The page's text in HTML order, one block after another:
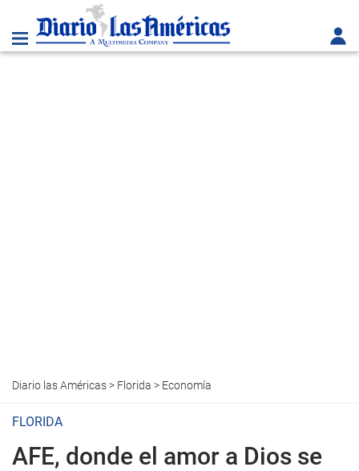
Diario las Américas> Florida > Economía
FLORIDA
AFE, donde el amor a Dios se